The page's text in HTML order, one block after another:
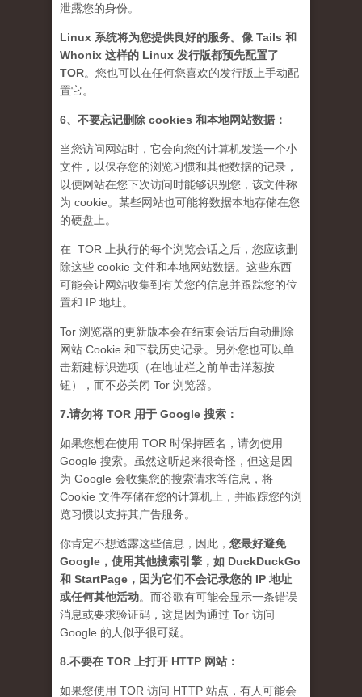
泄露您的身份。
Linux 系统将为您提供良好的服务。像 Tails 和
Whonix 这样的 Linux 发行版都预先配置了
TOR。您也可以在任何您喜欢的发行版上手动配
置它。
6、不要忘记删除 cookies 和本地网站数据：
当您访问网站时，它会向您的计算机发送一个小
文件，以保存您的浏览习惯和其他数据的记录，
以便网站在您下次访问时能够识别您，该文件称
为 cookie。某些网站也可能将数据本地存储在您
的硬盘上。
在 TOR 上执行的每个浏览会话之后，您应该删
除这些 cookie 文件和本地网站数据。这些东西
可能会让网站收集到有关您的信息并跟踪您的位
置和 IP 地址。
Tor 浏览器的更新版本会在结束会话后自动删除
网站 Cookie 和下载历史记录。另外您也可以单
击新建标识选项（在地址栏之前单击洋葱按
钮），而不必关闭 Tor 浏览器。
7.请勿将 TOR 用于 Google 搜索：
如果您想在使用 TOR 时保持匿名，请勿使用
Google 搜索。虽然这听起来很奇怪，但这是因
为 Google 会收集您的搜索请求等信息，将
Cookie 文件存储在您的计算机上，并跟踪您的浏
览习惯以支持其广告服务。
你肯定不想透露这些信息，因此， 您最好避免
Google，使用其他搜索引擎，如 DuckDuckGo
和 StartPage，因为它们不会记录您的 IP 地址
或任何其他活动。而谷歌有可能会显示一条错误
消息或要求验证码，这是因为通过 Tor 访问
Google 的人似乎很可疑。
8.不要在 TOR 上打开 HTTP 网站：
如果您使用 TOR 访问 HTTP 站点，有人可能会